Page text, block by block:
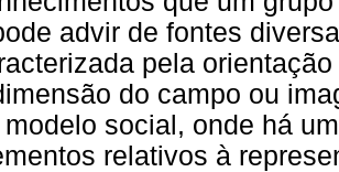
advir de fontes
pela
do campo ou
modelo social, onde há
relativos à